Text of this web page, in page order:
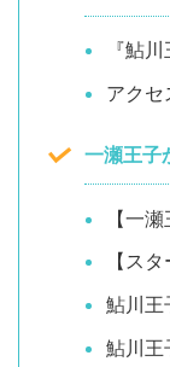
『鮎
アクセ
一瀬王子
【一
【ス
鮎川王
鮎川王